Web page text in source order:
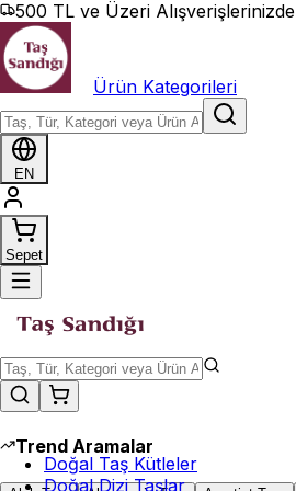
İçeriğe geç
500 TL ve Üzeri Alışverişlerinizde
Ürün Kategorileri
EN
Sepet
Trend Aramalar
Doğal Taş Kütleler
Doğal Dizi Taşlar